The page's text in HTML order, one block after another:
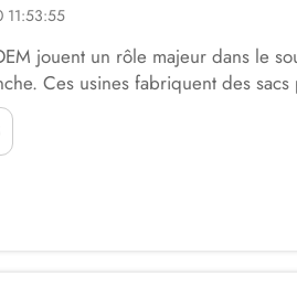
11:53:55
jouent un rôle majeur dans le
Ces usines fabriquent des
Cela signifie que des
produits uniques ...